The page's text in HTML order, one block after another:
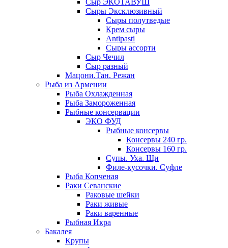
Сыр ЭКОТАВУШ
Сыры Эксклюзивный
Сыры полутведые
Крем сыры
Antipasti
Сыры ассорти
Сыр Чечил
Сыр разный
Мацони.Тан. Режан
Рыба из Армении
Рыба Охлажденная
Рыба Замороженная
Рыбные консервации
ЭКО ФУД
Рыбные консервы
Консервы 240 гр.
Консервы 160 гр.
Супы. Уха. Щи
Филе-кусочки. Суфле
Рыба Копченая
Раки Севанские
Раковые шейки
Раки живые
Раки варенные
Рыбная Икра
Бакалея
Крупы